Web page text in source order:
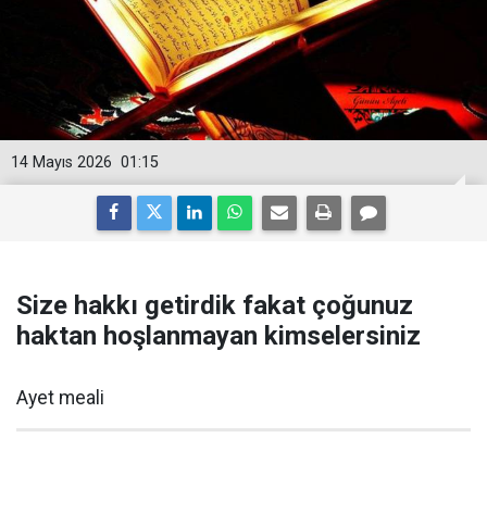
01:15
14 Mayıs 2026
Size hakkı getirdik fakat çoğunuz
haktan hoşlanmayan kimselersiniz
Ayet meali